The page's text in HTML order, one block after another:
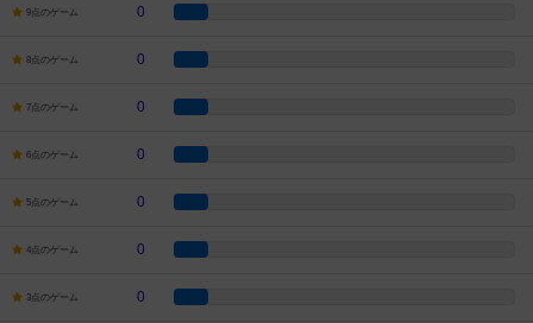
9点のゲーム 0
8点のゲーム 0
7点のゲーム 0
6点のゲーム 0
5点のゲーム 0
4点のゲーム 0
3点のゲーム 0